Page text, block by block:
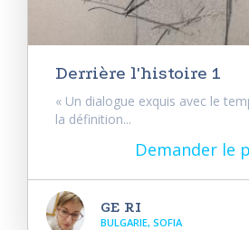
Derrière l'histoire 1
« Un dialogue exquis avec le
la définition...
Demander le
GE RI
BULGARIE, SOFIA